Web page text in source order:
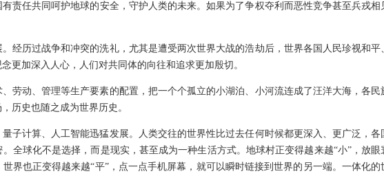
责任共同呵护地球的安全，守护人类的未来。如果为了争权夺利而恶性竞争甚至兵戎相
经历过战争和冲突的洗礼，尤其是遭受两次世界大战的浩劫后，世界各国人民珍视和平
更加深入人心，人们对共同体的向往和追求更加殷切。
劳动、管理等生产要素的配置，把一个个孤立的小湖泊、小河流连成了汪洋大海，各民
历史也随之成为世界历史。
子计算、人工智能迅猛发展。人类交往的世界性比过去任何时候都更深入、更广泛，各
全球化不是选择，而是现实，甚至成为一种生活方式。地球村正变得越来越“小”，放眼
界也正变得越来越“平”，点一点手机屏幕，就可以瞬时链接到世界的另一端。一体化的